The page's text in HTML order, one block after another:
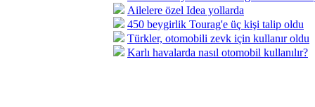
Ailelere özel Idea yollarda
450 beygirlik Tourag'e üç kişi talip oldu
Türkler, otomobili zevk için kullanır oldu
Karlı havalarda nasıl otomobil kullanılır?